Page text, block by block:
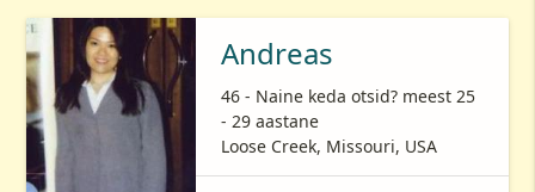
Andreas
46 - Naine keda otsid? meest 25
- 29 aastane
Loose Creek, Missouri, USA